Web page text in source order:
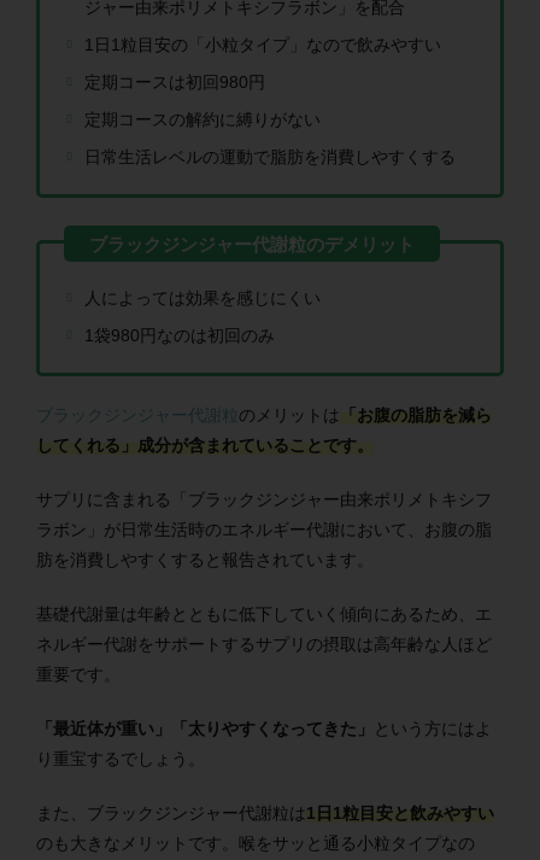
ジャー由来ポリメトキシフラボン」を配合
1日1粒目安の「小粒タイプ」なので飲みやすい
定期コースは初回980円
定期コースの解約に縛りがない
日常生活レベルの運動で脂肪を消費しやすくする
人によっては効果を感じにくい
1袋980円なのは初回のみ
ブラックジンジャー代謝粒のメリットは
「お腹の脂肪を減ら
してくれる」 成分が含まれていることです。
サプリに含まれる「ブラックジンジャー由来ポリメトキシフ
ラボン」が日常生活時のエネルギー代謝において、お腹の脂
肪を消費しやすくすると報告されています。
基礎代謝量は年齢とともに低下していく傾向にあるため、エ
ネルギー代謝をサポートするサプリの摂取は高年齢な人ほど
重要です。
「最近体が重い」「太りやすくなってきた」
という方にはよ
り重宝するでしょう。
また、ブラックジンジャー代謝粒は1日1粒目安と飲みやすい
のも大きなメリットです。喉をサッと通る小粒タイプなの